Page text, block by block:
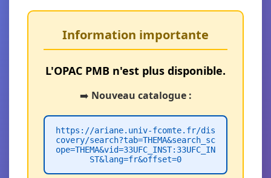
Information importante
L'OPAC PMB n'est plus disponible.
➡️ Nouveau catalogue :
https://ariane.univ-fcomte.fr/dis
covery/search?tab=THEMA&search_sc
ope=THEMA&vid=33UFC_INST:33UFC_IN
ST&lang=fr&offset=0